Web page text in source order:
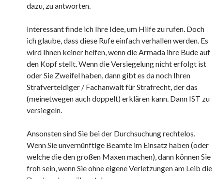
dazu, zu antworten.
Interessant finde ich Ihre Idee, um Hilfe zu rufen. Doch
ich glaube, dass diese Rufe einfach verhallen werden. Es
wird Ihnen keiner helfen, wenn die Armada ihre Bude auf
den Kopf stellt. Wenn die Versiegelung nicht erfolgt ist
oder Sie Zweifel haben, dann gibt es da noch Ihren
Strafverteidiger / Fachanwalt für Strafrecht, der das
(meinetwegen auch doppelt) erklären kann. Dann IST zu
versiegeln.
Ansonsten sind Sie bei der Durchsuchung rechtelos.
Wenn Sie unvernünftige Beamte im Einsatz haben (oder
welche die den großen Maxen machen), dann können Sie
froh sein, wenn Sie ohne eigene Verletzungen am Leib die